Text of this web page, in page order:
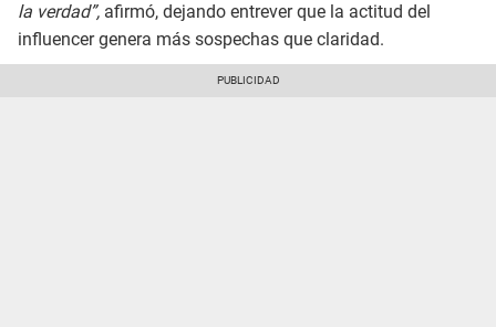
la verdad”, afirmó, dejando entrever que la actitud del
influencer genera más sospechas que claridad.